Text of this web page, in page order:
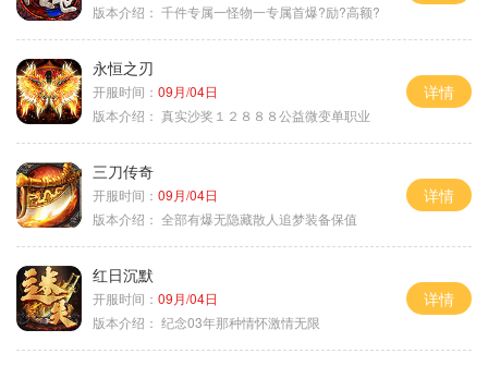
版本介绍： 千件专属一怪物一专属首爆?励?高额?
永恒之刃
开服时间： 09月/04日
版本介绍： 真实沙奖１２８８８公益微变单职业
详情
三刀传奇
开服时间： 09月/04日
版本介绍： 全部有爆无隐藏散人追梦装备保值
详情
红日沉默
开服时间： 09月/04日
版本介绍： 纪念03年那种情怀激情无限
详情